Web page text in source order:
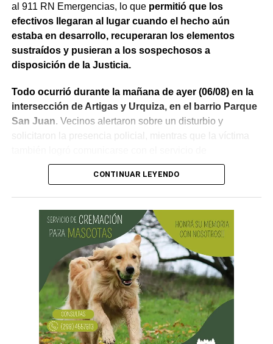
al 911 RN Emergencias, lo que permitió que los
efectivos llegaran al lugar cuando el hecho aún
estaba en desarrollo, recuperaran los elementos
sustraídos y pusieran a los sospechosos a
disposición de la Justicia.
Todo ocurrió durante la mañana de ayer (06/08) en la
intersección de Artigas y Urquiza, en el barrio Parque
San Juan. Vecinos alertaron sobre un disturbio y
solicitaron la presencia policial, mientras que la víctima
emergencias para informar lo que estaba ocurriendo.
hombres le habían sustraído una bolsa con dinero en
efectivo y dos teléfonos celulares. En el lugar se
recuperó parte de los bienes robados y se detuvo al
primer involucrado.
En forma paralela, otra comisión policial se dirigió a
una vivienda ubicada en el barrio Villa Obrera,
señalada por la víctima. Allí se identificó al segundo
sospechosoy se llevaron adelante distintas diligencias
CONTINUAR LEYENDO